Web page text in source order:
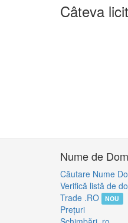
Câteva
Nume de
Căutare Nume
Verifică listă de
Trade .RO
NOU
Preţuri